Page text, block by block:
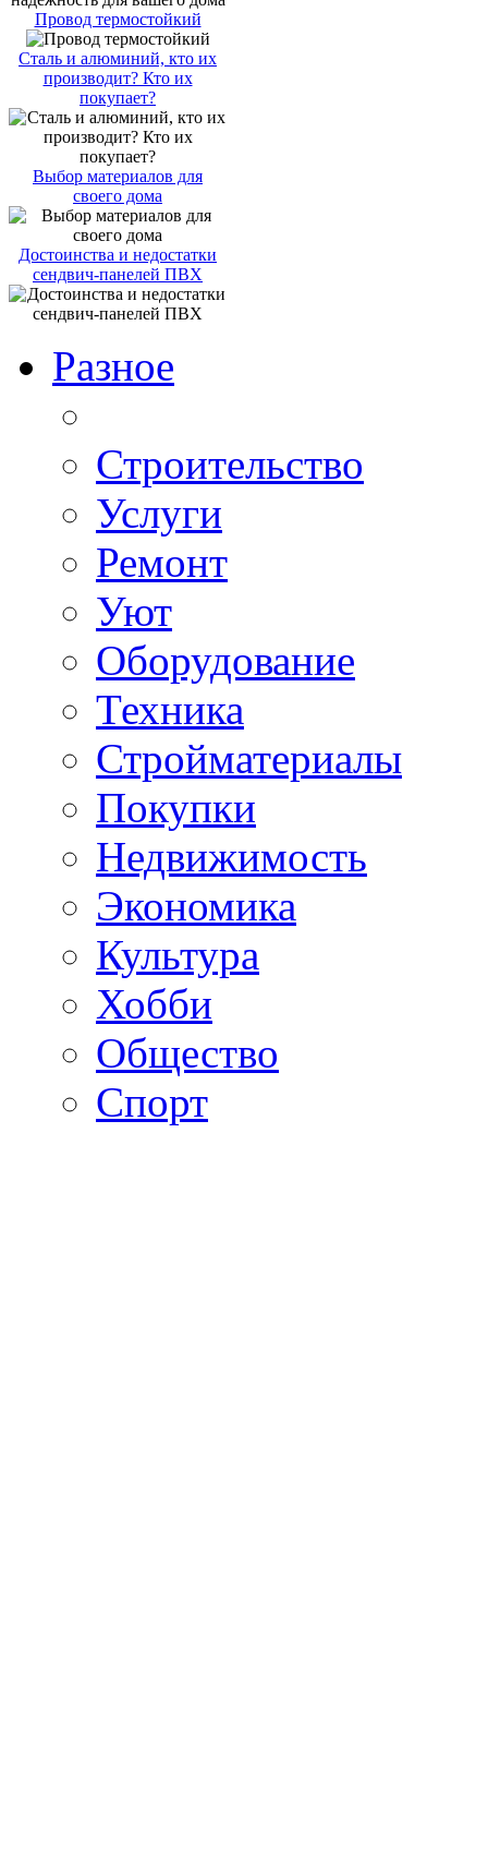
Провод термостойкий
Сталь и алюминий, кто их
производит? Кто их
покупает?
Выбор материалов для
своего дома
Достоинства и недостатки
сендвич-панелей ПВХ
Разное
Строительство
Услуги
Ремонт
Уют
Оборудование
Техника
Стройматериалы
Покупки
Недвижимость
Экономика
Культура
Хобби
Общество
Спорт